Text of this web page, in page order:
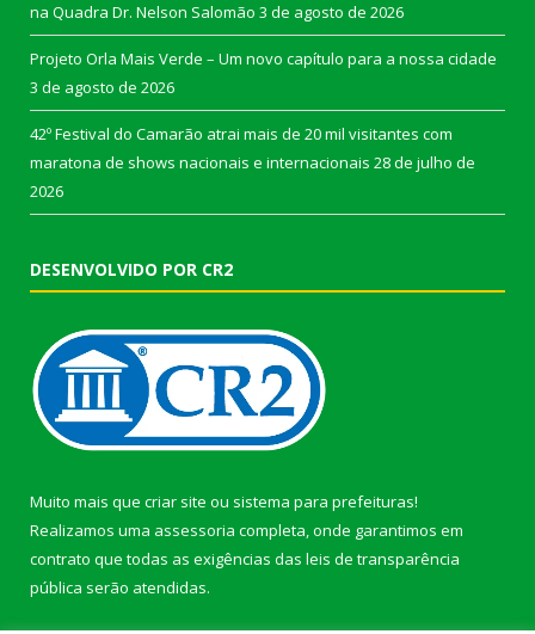
na Quadra Dr. Nelson Salomão 3 de agosto de 2026
Projeto Orla Mais Verde – Um novo capítulo para a nossa cidade
3 de agosto de 2026
42º Festival do Camarão atrai mais de 20 mil visitantes com
maratona de shows nacionais e internacionais 28 de julho de
2026
DESENVOLVIDO POR CR2
Muito mais que criar site ou sistema para prefeituras!
Realizamos uma assessoria completa, onde garantimos em
contrato que todas as exigências das leis de transparência
pública serão atendidas.